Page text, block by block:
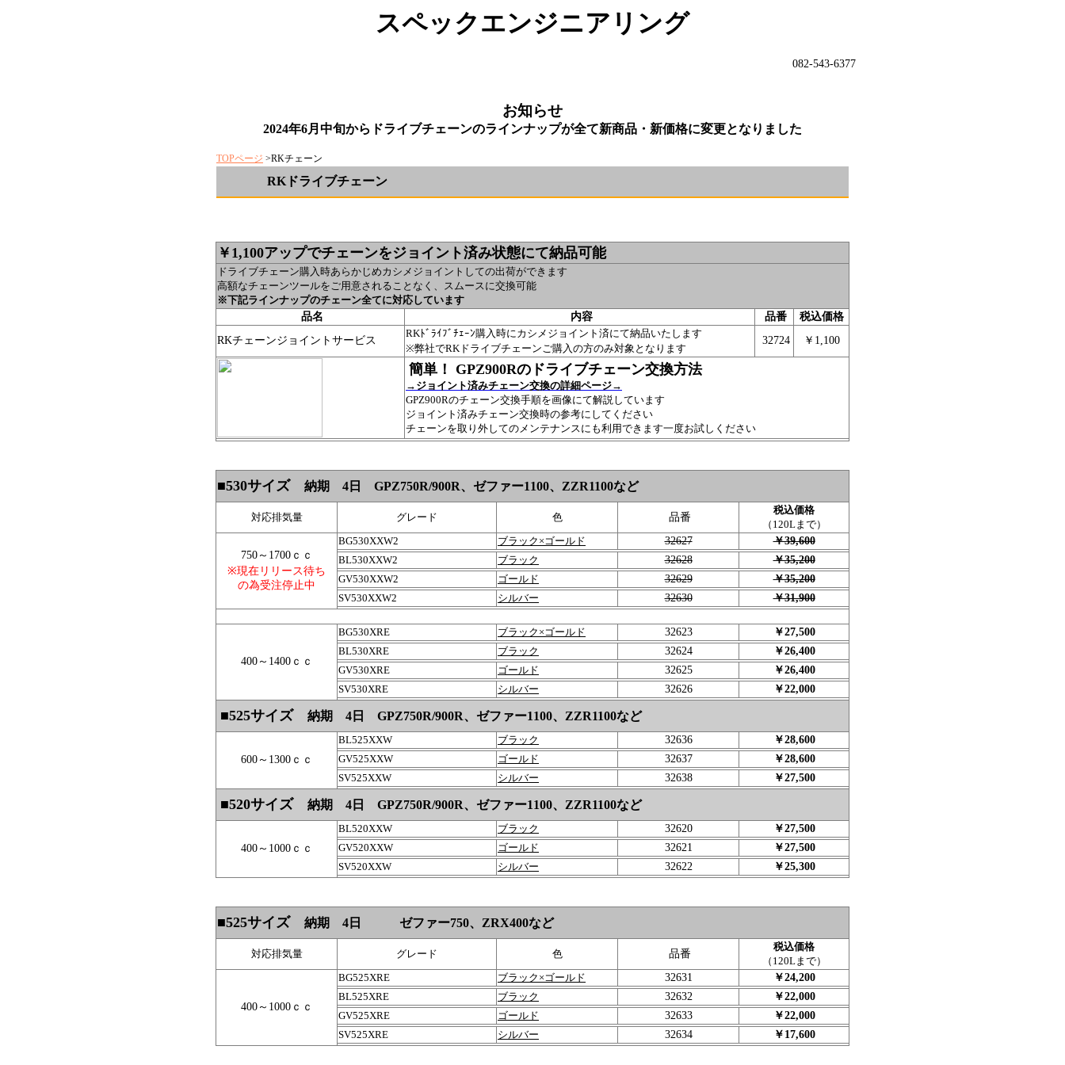
スペックエンジニアリング
082-543-6377
お知らせ
2024年6月中旬からドライブチェーンのラインナップが全て新商品・新価格に変更となりました
TOPページ >RKチェーン
RKドライブチェーン
￥1,100アップでチェーンをジョイント済み状態にて納品可能
ドライブチェーン購入時あらかじめカシメジョイントしての出荷ができます
高額なチェーンツールをご用意されることなく、スムースに交換可能
※下記ラインナップのチェーン全てに対応しています
品名
内容 品番
税込価格
RKチェーンジョイントサービス
RKﾄﾞﾗｲﾌﾞﾁｪｰﾝ購入時にカシメジョイント済にて納品いたします
※弊社でRKドライブチェーンご購入の方のみ対象となります
32724 ￥1,100
簡単！ GPZ900Rのドライブチェーン交換方法
→ジョイント済みチェーン交換の詳細ページ→
GPZ900Rのチェーン交換手順を画像にて解説しています
ジョイント済みチェーン交換時の参考にしてください
チェーンを取り外してのメンテナンスにも利用できます一度お試しください
■530サイズ 納期 4日 GPZ750R/900R、ゼファー1100、ZZR1100など
対応排気量 グレード 色 品番
税込価格
（120Lまで）
750～1700ｃｃ
※現在リリース待ち
の為受注停止中
BG530XXW2 ブラック×ゴールド 32627
￥39,600
BL530XXW2
ブラック 32628
￥35,200
GV530XXW2
ゴールド 32629
￥35,200
SV530XXW2
シルバー 32630 ￥31,900
400～1400ｃｃ
BG530XRE ブラック×ゴールド 32623
￥27,500
BL530XRE
ブラック 32624
￥26,400
GV530XRE
ゴールド 32625
￥26,400
SV530XRE
シルバー 32626 ￥22,000
■525サイズ 納期 4日 GPZ750R/900R、 ゼファー1100、ZZR1100など
600～1300ｃｃ
BL525XXW ブラック 32636
￥28,600
GV525XXW
ゴールド 32637
￥28,600
SV525XXW
シルバー 32638 ￥27,500
■520サイズ 納期 4日 GPZ750R/900R、 ゼファー1100、ZZR1100など
400～1000ｃｃ
BL520XXW ブラック 32620
￥27,500
GV520XXW
ゴールド 32621
￥27,500
SV520XXW
シルバー 32622 ￥25,300
■525サイズ 納期 4日 ゼファー750、ZRX400など
対応排気量 グレード 色 品番
税込価格
（120Lまで）
400～1000ｃｃ
BG525XRE ブラック×ゴールド 32631
￥24,200
BL525XRE
ブラック 32632
￥22,000
GV525XRE
ゴールド 32633
￥22,000
SV525XRE
シルバー 32634 ￥17,600